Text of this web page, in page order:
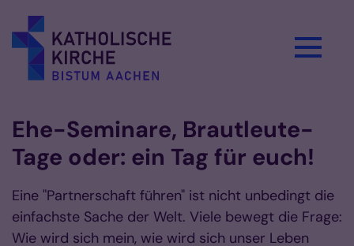
Ehe-Seminare, Brautleute-
Tage oder: ein Tag für euch!
Eine "Partnerschaft führen" ist nicht unbedingt die
einfachste Sache der Welt. Viele bewegt die Frage:
Wie wird sich mein, wie wird sich unser Leben